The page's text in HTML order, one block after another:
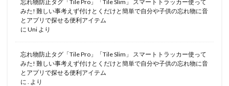
忘れ物防止タグ「Tile Pro」「Tile Slim」 スマートトラッカー使って
みた! 難しい事考えず付けとくだけと簡単で自分や子供の忘れ物に音
とアプリで探せる便利アイテム
に Uni より
忘れ物防止タグ「Tile Pro」「Tile Slim」 スマートトラッカー使って
みた! 難しい事考えず付けとくだけと簡単で自分や子供の忘れ物に音
とアプリで探せる便利アイテム
に
より